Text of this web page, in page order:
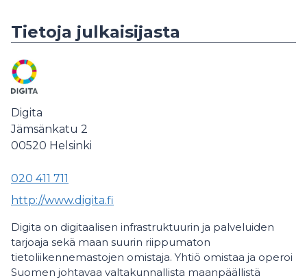
Tietoja julkaisijasta
Digita
Jämsänkatu 2
00520 Helsinki
020 411 711
http://www.digita.fi
Digita on digitaalisen infrastruktuurin ja palveluiden
tarjoaja sekä maan suurin riippumaton
tietoliikennemastojen omistaja. Yhtiö omistaa ja operoi
Suomen johtavaa valtakunnallista maanpäällistä